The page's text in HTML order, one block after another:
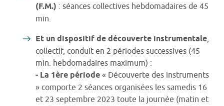
(F.M.) : séances collectives hebdomadaires de 45
min.
Et un dispositif de découverte instrumentale,
collectif, conduit en 2 périodes successives (45
min. hebdomadaires maximum) :
- La 1ère période « Découverte des instruments
» comporte 2 séances organisées les samedis 16
et 23 septembre 2023 toute la journée (matin et